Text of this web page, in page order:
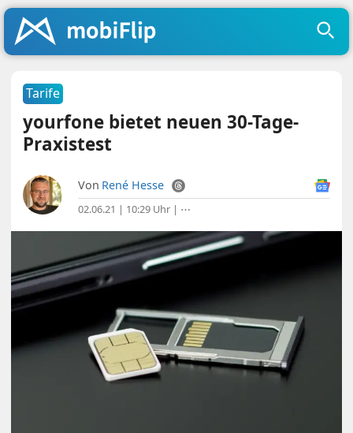
Tarife
yourfone bietet neuen 30-Tage-
Praxistest
Von René Hesse
02.06.21 | 10:29 Uhr | ⋯